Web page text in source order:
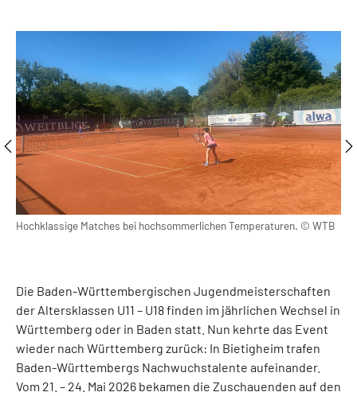
Hochklassige Matches bei hochsommerlichen Temperaturen. © WTB
Die Baden-Württembergischen Jugendmeisterschaften
der Altersklassen U11 – U18 finden im jährlichen Wechsel in
Württemberg oder in Baden statt. Nun kehrte das Event
wieder nach Württemberg zurück: In Bietigheim trafen
Baden-Württembergs Nachwuchstalente aufeinander.
Vom 21. – 24. Mai 2026 bekamen die Zuschauenden auf den